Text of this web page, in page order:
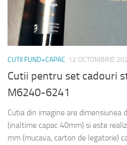
CUTII FUND+CAPAC 12 OCTOMBRIE
Cutii pentru set cadouri
M6240-6241
Cutia din imagine are
(inaltime capac 40mm) si este
mm (mucava, carton de legatorie)